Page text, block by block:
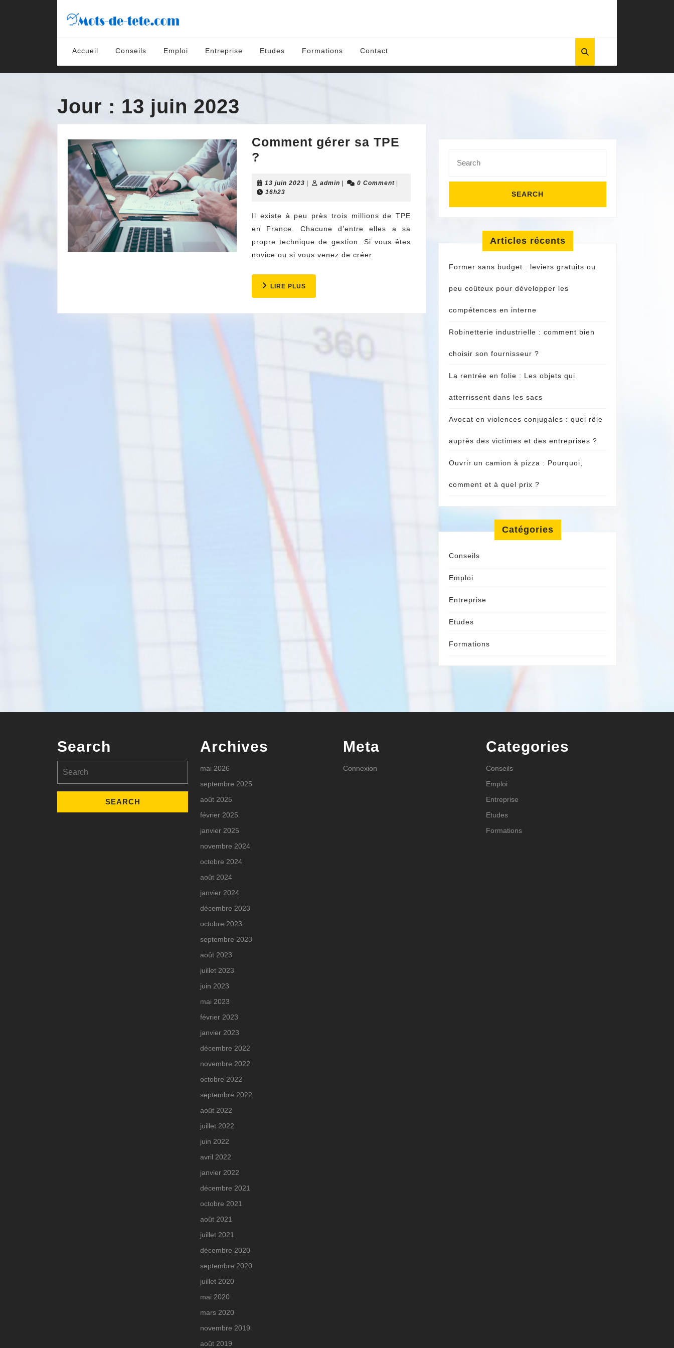
Accueil Conseils Emploi Entreprise Etudes Formations Contact
Jour : 13 juin 2023
Comment gérer sa TPE
?
sa
?
13 juin 2023 13
adminadmin0 Comment
16h23
Il existe à peu près trois millions de TPE
en France. Chacune d’entre elles a sa
propre technique de gestion. Si vous êtes
novice ou si vous venez de créer
LIRE PLUS
for:
Articles récents
Former sans budget : leviers gratuits ou
peu coûteux pour développer les
compétences en interne
Robinetterie industrielle : comment bien
choisir son fournisseur ?
La rentrée en folie : Les objets qui
atterrissent dans les sacs
Avocat en violences conjugales : quel rôle
auprès des victimes et des entreprises ?
Ouvrir un camion à pizza : Pourquoi,
comment et à quel prix ?
Catégories
Conseils
Emploi
Entreprise
Etudes
Formations
Search
for:
Archives
mai 2026
septembre 2025
août 2025
février 2025
janvier 2025
novembre 2024
octobre 2024
août 2024
janvier 2024
décembre 2023
octobre 2023
septembre 2023
août 2023
juillet 2023
juin 2023
mai 2023
février 2023
janvier 2023
décembre 2022
novembre 2022
octobre 2022
septembre 2022
août 2022
juillet 2022
juin 2022
avril 2022
janvier 2022
décembre 2021
octobre 2021
août 2021
juillet 2021
décembre 2020
septembre 2020
juillet 2020
mai 2020
mars 2020
novembre 2019
août 2019
Meta
Connexion
Categories
Conseils
Emploi
Entreprise
Etudes
Formations